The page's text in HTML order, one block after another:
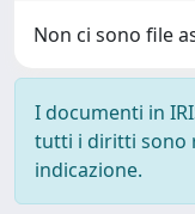
Non ci sono file
I documenti in
tutti i diritti sono
indicazione.